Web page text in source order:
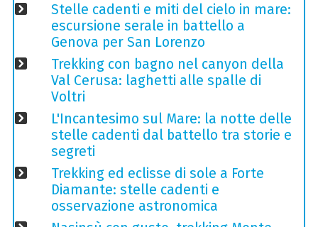
Stelle cadenti e miti del cielo in mare:
escursione serale in battello a
Genova per San Lorenzo
Trekking con bagno nel canyon della
Val Cerusa: laghetti alle spalle di
Voltri
L'Incantesimo sul Mare: la notte delle
stelle cadenti dal battello tra storie e
segreti
Trekking ed eclisse di sole a Forte
Diamante: stelle cadenti e
osservazione astronomica